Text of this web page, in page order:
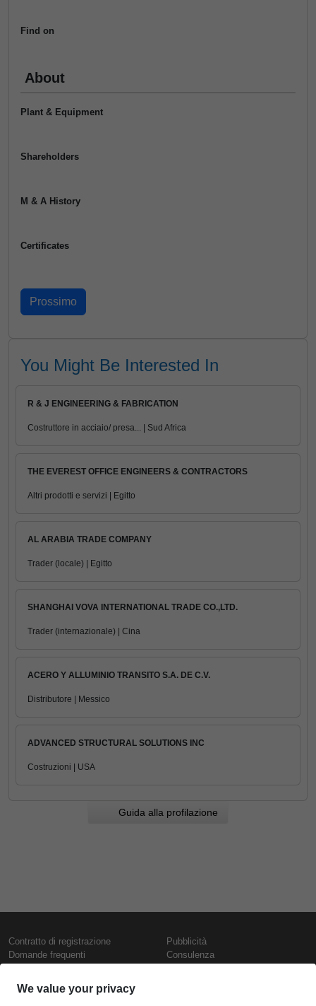
Find on
About
Plant & Equipment
Shareholders
M & A History
Certificates
You Might Be Interested In
R & J ENGINEERING & FABRICATION
Costruttore in acciaio/ presa... | Sud Africa
THE EVEREST OFFICE ENGINEERS & CONTRACTORS
Altri prodotti e servizi | Egitto
AL ARABIA TRADE COMPANY
Trader (locale) | Egitto
SHANGHAI VOVA INTERNATIONAL TRADE CO.,LTD.
Trader (internazionale) | Cina
ACERO Y ALLUMINIO TRANSITO S.A. DE C.V.
Distributore | Messico
ADVANCED STRUCTURAL SOLUTIONS INC
Costruzioni | USA
Guida alla profilazione
Contratto di registrazione
Domande frequenti
Presentazione
Contattaci
Pubblicità
Consulenza